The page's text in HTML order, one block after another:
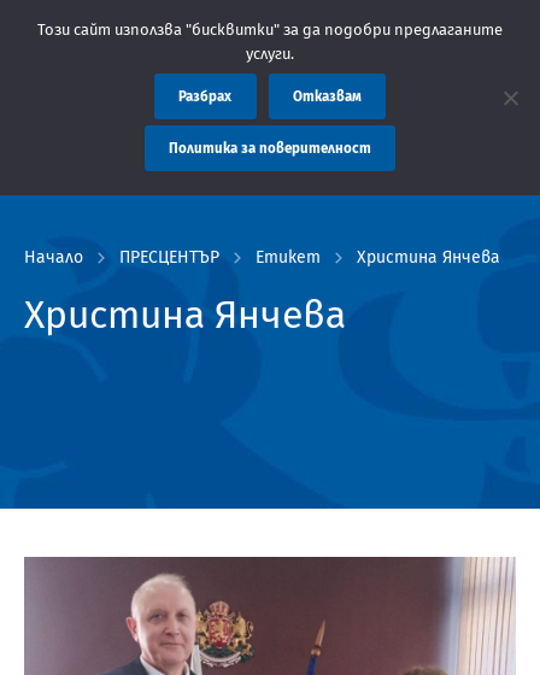
Съобщение: Областна администрация Пловдив препоръчва
Начало ПРЕСЦЕНТЪР Етикет Христина Янчева
Христина Янчева
Този сайт използва "бисквитки" за да подобри предлаганите
услуги.
Разбрах Отказвам
Политика за поверителност